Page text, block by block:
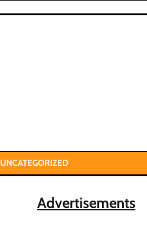
UNCATEGORIZED
Advertisements